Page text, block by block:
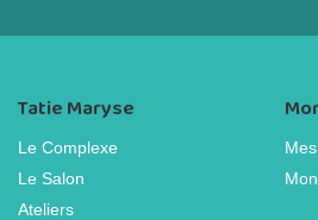
Tatie Maryse
Le Complexe
Le Salon
Ateliers